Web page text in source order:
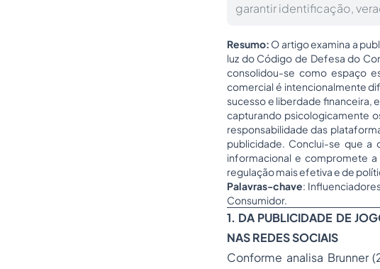
garantir identificação,
Resumo: O artigo examina a
luz do Código de Defesa do
consolidou-se como espaço
comercial é intencionalmente
sucesso e liberdade financeira,
capturando psicologicamente
responsabilidade das
publicidade. Conclui-se que a
informacional e compromete
regulação mais efetiva e de
Palavras-chave:
Consumidor.
1. DA PUBLICIDADE DE
NAS REDES SOCIAIS
Conforme analisa Brunner